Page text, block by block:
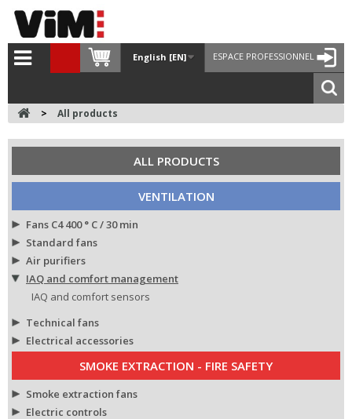
ESPACE PROFESSIONNEL
English [EN]
> All products
ALL PRODUCTS
VENTILATION
Fans C4 400 ° C / 30 min
Standard fans
Air purifiers
IAQ and comfort management
IAQ and comfort sensors
Technical fans
Electrical accessories
SMOKE EXTRACTION - FIRE SAFETY
Smoke extraction fans
Electric controls